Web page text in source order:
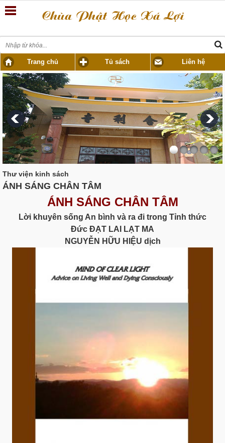
Trang chủ Tủ sách Liên hệ
Thư viện kinh sách
ÁNH SÁNG CHÂN TÂM
ÁNH SÁNG CHÂN TÂM
Lời khuyên sống An bình và ra đi trong Tỉnh thức
Đức ĐẠT LAI LẠT MA
NGUYỄN HỮU HIỆU dịch